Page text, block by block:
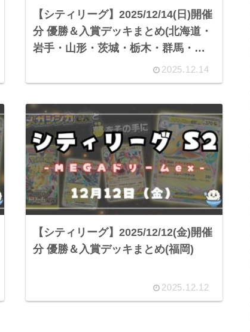
【シティリーグ】2025/12/14(日)開催
分 優勝＆入賞デッキまとめ(北海道・
岩手・山形・茨城・栃木・群馬・千
葉・東京・神奈川・福井・長野・岐
阜・静岡・愛知・三重・滋賀・京
島・山口・香川・愛媛・福岡・長
崎・大分・沖縄)
2025.12.14
【シティリーグ】2025/12/12(金)開催
分 優勝＆入賞デッキまとめ(福岡)
2025.12.12